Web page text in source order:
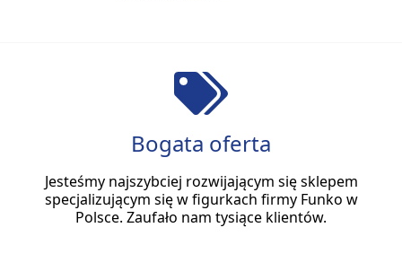
Bogata oferta
Jesteśmy najszybciej rozwijającym się sklepem
specjalizującym się w figurkach firmy Funko w
Polsce. Zaufało nam tysiące klientów.